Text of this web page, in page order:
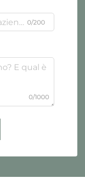
0/200
0/1000